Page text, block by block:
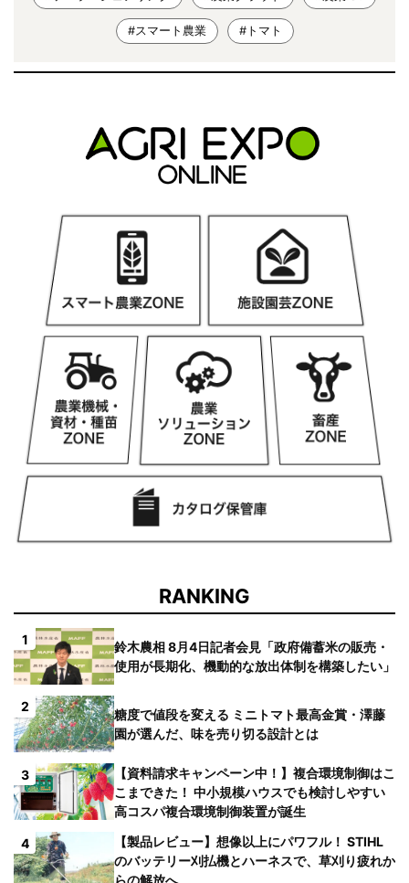
#スマート農業 #トマト
RANKING
1
鈴木農相 8月4日記者会見「政府備蓄米の販売・
使用が長期化、機動的な放出体制を構築したい」
2
糖度で値段を変える ミニトマト最高金賞・澤藤
園が選んだ、味を売り切る設計とは
3
【資料請求キャンペーン中！】複合環境制御はこ
こまできた！ 中小規模ハウスでも検討しやすい
高コスパ複合環境制御装置が誕生
4
【製品レビュー】想像以上にパワフル！ STIHL
のバッテリー刈払機とハーネスで、草刈り疲れか
らの解放へ